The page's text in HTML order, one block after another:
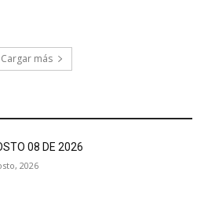
Cargar más
08 DE 2026
2026